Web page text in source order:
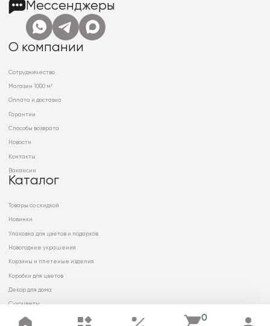
0
Мессенджеры
О компании
Сотрудничество
Магазин 1000 м²
Оплата и доставка
Гарантии
Способы возврата
Новости
Контакты
Вакансии
Каталог
Товары со скидкой
Новинки
Упаковка для цветов и подарков
Новогодние украшения
Корзины и плетеные изделия
Коробки для цветов
Декор для дома
Сухоцветы